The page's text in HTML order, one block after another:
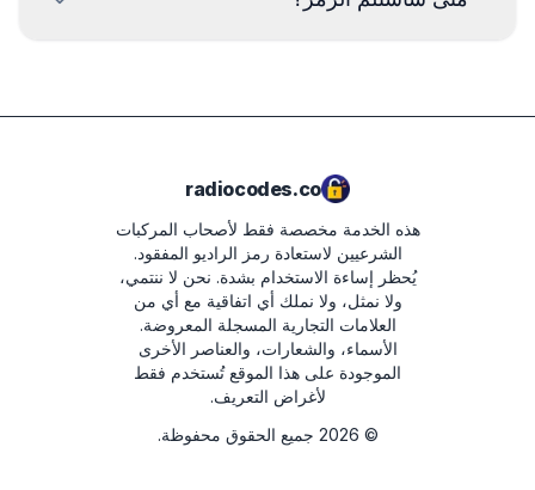
التسلسلي أعلى أو أسفل الرمز الشريطي. أمثلة:
radiocodes.co
هذه الخدمة مخصصة فقط لأصحاب المركبات
الشرعيين لاستعادة رمز الراديو المفقود.
يُحظر إساءة الاستخدام بشدة. نحن لا ننتمي،
ولا نمثل، ولا نملك أي اتفاقية مع أي من
العلامات التجارية المسجلة المعروضة.
الأسماء، والشعارات، والعناصر الأخرى
الموجودة على هذا الموقع تُستخدم فقط
لأغراض التعريف.
©
2026 جميع الحقوق محفوظة.